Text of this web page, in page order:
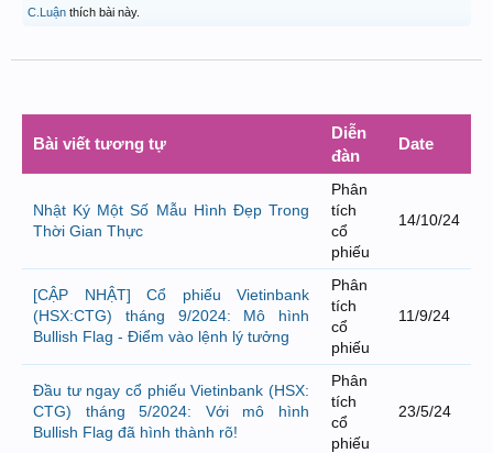
C.Luận thích bài này.
Bài viết tương tự
Diễn
đàn
Date
Nhật Ký Một Số Mẫu Hình Đẹp Trong
Thời Gian Thực
Phân
tích
cổ
phiếu
14/10/24
[CẬP NHẬT] Cổ phiếu Vietinbank
(HSX:CTG) tháng 9/2024: Mô hình
Bullish Flag - Điểm vào lệnh lý tưởng
Phân
tích
cổ
phiếu
11/9/24
Đầu tư ngay cổ phiếu Vietinbank (HSX:
CTG) tháng 5/2024: Với mô hình
Bullish Flag đã hình thành rõ!
Phân
tích
cổ
phiếu
23/5/24